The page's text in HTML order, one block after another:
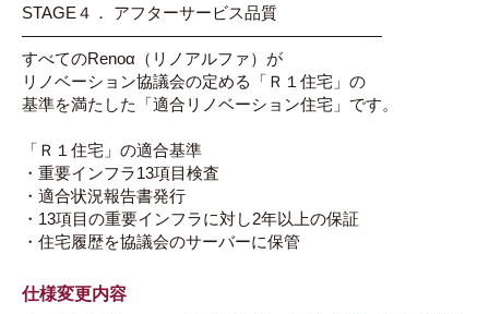
STAGE４． アフターサービス品質
――――――――――――――――――――――
すべてのRenoα（リノアルファ）が
リノベーション協議会の定める「Ｒ１住宅」の
基準を満たした「適合リノベーション住宅」です。
「Ｒ１住宅」の適合基準
・重要インフラ13項目検査
・適合状況報告書発行
・13項目の重要インフラに対し2年以上の保証
・住宅履歴を協議会のサーバーに保管
仕様変更内容